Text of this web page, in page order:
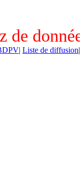
de
| Liste de diffusion